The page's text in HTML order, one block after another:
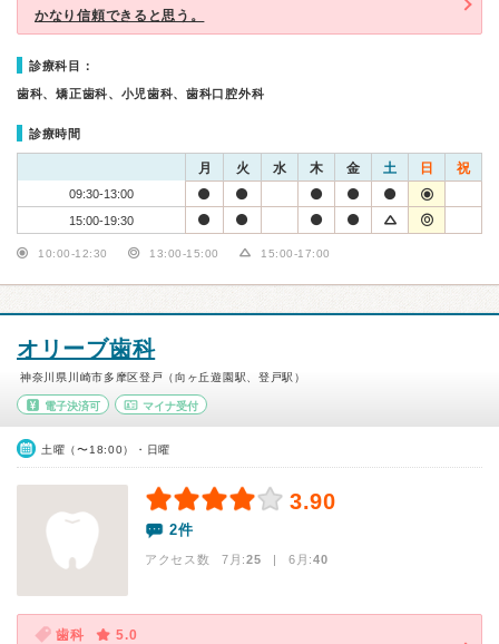
かなり信頼できると思う。
診療科目：
歯科、矯正歯科、小児歯科、歯科口腔外科
診療時間
月 火 水 木 金 土 日 祝
09:30-13:00
15:00-19:30
10:00-12:30 13:00-15:00 15:00-17:00
オリーブ歯科
神奈川県川崎市多摩区登戸（向ヶ丘遊園駅、登戸駅）
電子決済可 マイナ受付
土曜（〜18:00）・日曜
3.90
2件
アクセス数 7月:25 | 6月:40
歯科
5.0